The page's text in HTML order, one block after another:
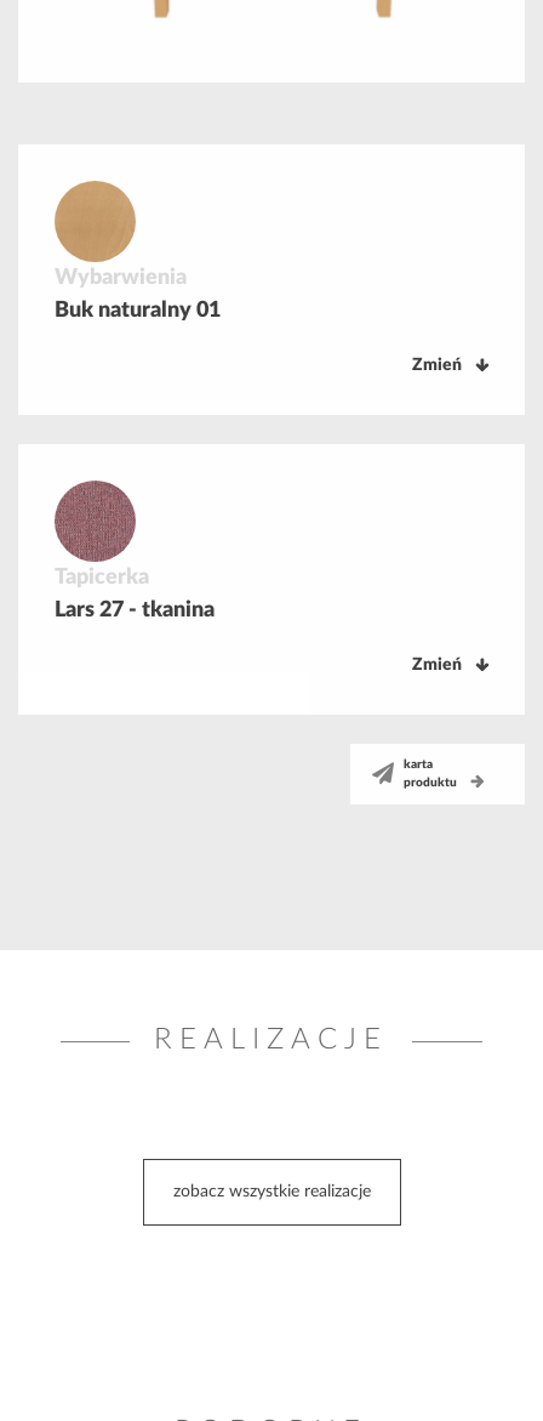
Wybarwienia
Buk naturalny 01
Zmień
Tapicerka
Lars 27 - tkanina
Zmień
karta
produktu
REALIZACJE
zobacz wszystkie realizacje